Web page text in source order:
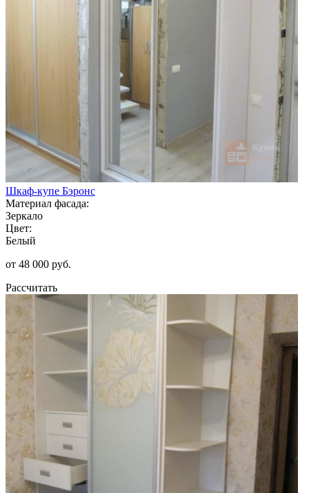
Шкаф-купе Бэронс
Материал фасада:
Зеркало
Цвет:
Белый
от 48 000 руб.
Рассчитать